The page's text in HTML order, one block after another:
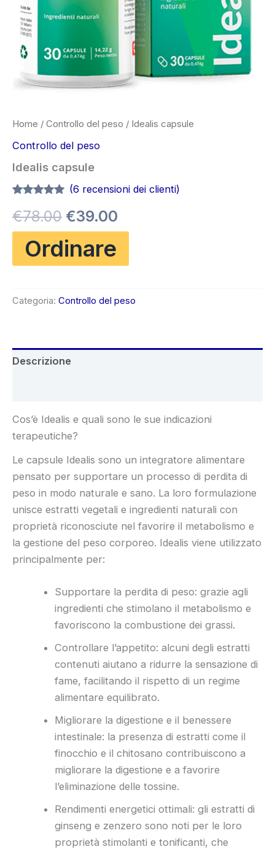
Home / Controllo del peso / Idealis capsule
Controllo del peso
Idealis capsule
su 5 su
base di
recensioni
(6 recensioni dei clienti)
€78.00 Il
prezzo
originale
€39.00
attuale
Ordinare
Categoria: Controllo del peso
Descrizione
Cos’è Idealis e quali sono le sue indicazioni
terapeutiche?
Le capsule Idealis sono un integratore alimentare
pensato per supportare un processo di perdita di
peso in modo naturale e sano. La loro formulazione
unisce estratti vegetali e ingredienti naturali con
proprietà riconosciute nel favorire il metabolismo e
la gestione del peso corporeo. Idealis viene utilizzato
principalmente per:
Supportare la perdita di peso: grazie agli
ingredienti che stimolano il metabolismo e
favoriscono la combustione dei grassi.
Controllare l’appetito: alcuni degli estratti
contenuti aiutano a ridurre la sensazione di
fame, facilitando il rispetto di un regime
alimentare equilibrato.
Migliorare la digestione e il benessere
intestinale: la presenza di estratti come il
finocchio e il chitosano contribuiscono a
migliorare la digestione e a favorire
l’eliminazione delle tossine.
Rendimenti energetici ottimali: gli estratti di
ginseng e zenzero sono noti per le loro
proprietà stimolanti e tonificanti, che